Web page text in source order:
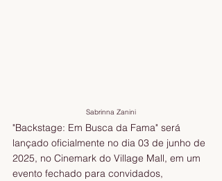
Sabrinna Zanini
"Backstage: Em Busca da Fama" será
lançado oficialmente no dia 03 de junho de
2025, no Cinemark do Village Mall, em um
evento fechado para convidados,